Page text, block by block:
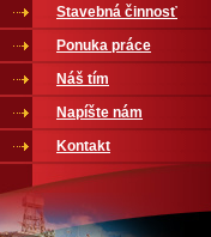
Stavebná činnosť
Ponuka práce
Náš tím
Napíšte nám
Kontakt